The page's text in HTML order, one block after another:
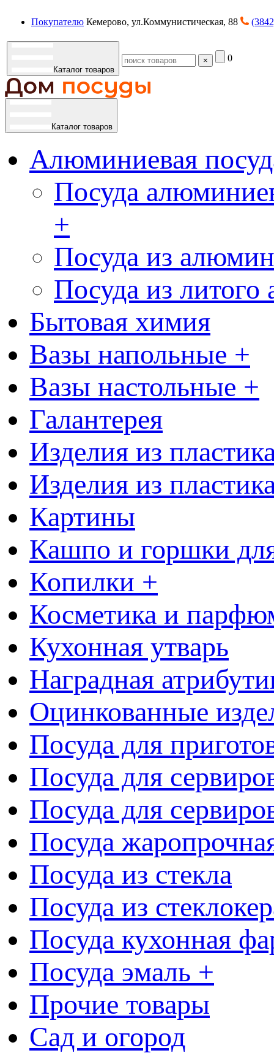
Покупателю Кемерово, ул.Коммунистическая, 88
Каталог товаров
× 0
Каталог товаров
Алюминиевая
Посуда
+
Посуда из
Посуда из
Бытовая химия
Вазы напольные +
Вазы настольные +
Галантерея
Изделия из
Изделия из
Картины
Кашпо и горшки
Копилки +
Косметика и
Кухонная утварь
Наградная
Оцинкованные
Посуда для
Посуда для
Посуда для
Посуда
Посуда из стекла
Посуда из
Посуда кухонная
Посуда эмаль +
Прочие товары
Сад и огород